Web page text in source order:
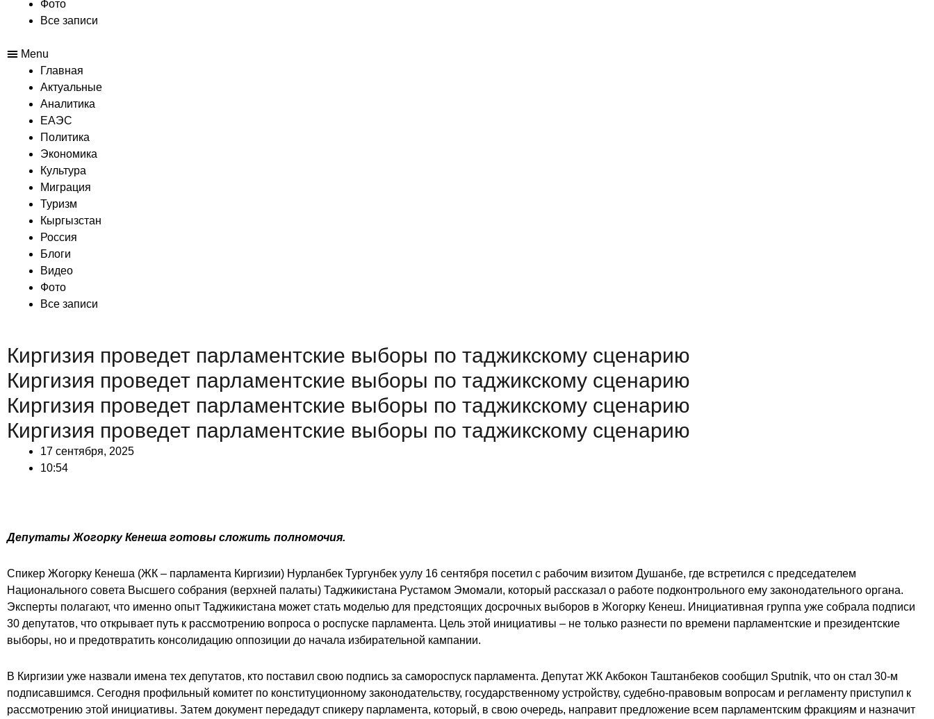
Фото
Все записи
Menu
Главная
Актуальные
Аналитика
ЕАЭС
Политика
Экономика
Культура
Миграция
Туризм
Кыргызстан
Россия
Блоги
Видео
Фото
Все записи
Киргизия проведет парламентские выборы по таджикскому сценарию
Киргизия проведет парламентские выборы по таджикскому сценарию
Киргизия проведет парламентские выборы по таджикскому сценарию
Киргизия проведет парламентские выборы по таджикскому сценарию
17 сентября, 2025
10:54
Депутаты Жогорку Кенеша готовы сложить полномочия.
Спикер Жогорку Кенеша (ЖК – парламента Киргизии) Нурланбек Тургунбек уулу 16 сентября посетил с рабочим визитом Душанбе, где встретился с председателем
Национального совета Высшего собрания (верхней палаты) Таджикистана Рустамом Эмомали, который рассказал о работе подконтрольного ему законодательного органа.
Эксперты полагают, что именно опыт Таджикистана может стать моделью для предстоящих досрочных выборов в Жогорку Кенеш. Инициативная группа уже собрала подписи
30 депутатов, что открывает путь к рассмотрению вопроса о роспуске парламента. Цель этой инициативы – не только разнести по времени парламентские и президентские
выборы, но и предотвратить консолидацию оппозиции до начала избирательной кампании.
В Киргизии уже назвали имена тех депутатов, кто поставил свою подпись за самороспуск парламента. Депутат ЖК Акбокон Таштанбеков сообщил Sputnik, что он стал 30-м
подписавшимся. Сегодня профильный комитет по конституционному законодательству, государственному устройству, судебно-правовым вопросам и регламенту приступил к
рассмотрению этой инициативы. Затем документ передадут спикеру парламента, который, в свою очередь, направит предложение всем парламентским фракциям и назначит